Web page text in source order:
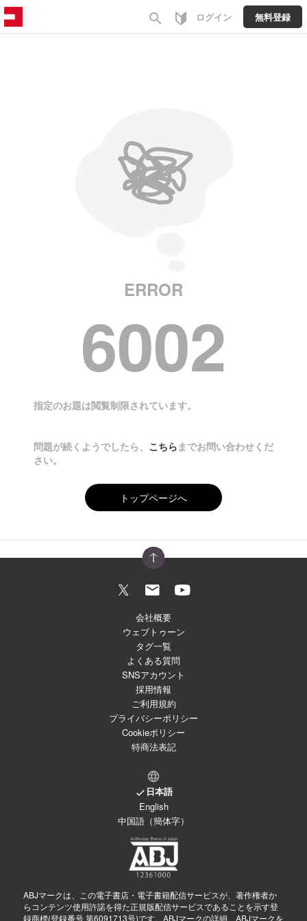
search ログイン 無料登録
ERROR
6002
指定のお題は閲覧制限されています。
問題が続くようでしたら、 こちらまでお問い合わせくだ
さい。
トップページへ
会社概要
ウェブトゥーン
タグ一覧
よくある質問
SNSアカウント
採用情報
ご利用規約
プライバシーポリシー
Cookieポリシー
特商法表記
日本語
English
中国語（簡体字）
ABJマークは、この電子書店・電子書籍配信サービスが、著作権者か
らコンテンツ使用許諾を得た正規版配信サービスであることを示す登
録商標(登録番号 第6091713号)です。ABJマークの詳細、ABJマークを